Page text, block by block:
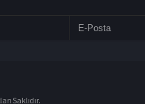
Saklıdır.